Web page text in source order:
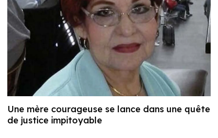
Une mère courageuse se lance dans une quête
de justice impitoyable